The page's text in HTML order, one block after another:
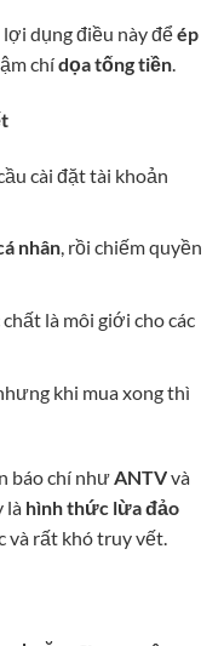
dụng điều này đểép
chídọa tống tiền.
cài đặt tài khoản
nhân, rồi chiếm quyền
là môi giới cho các
nhưng khi mua xong thì
báo chí nhưANTVvà
là hình thức lừa đảo
và rất khó truy vết.